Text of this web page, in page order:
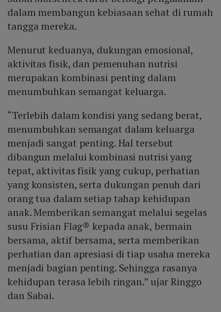
dalam membangun kebiasaan sehat di rumah
tangga mereka.
Menurut keduanya, dukungan emosional,
aktivitas fisik, dan pemenuhan nutrisi
merupakan kombinasi penting dalam
menumbuhkan semangat keluarga.
“Terlebih dalam kondisi yang sedang berat,
menumbuhkan semangat dalam keluarga
menjadi sangat penting. Hal tersebut
dibangun melalui kombinasi nutrisi yang
tepat, aktivitas fisik yang cukup, perhatian
yang konsisten, serta dukungan penuh dari
orang tua dalam setiap tahap kehidupan
anak. Memberikan semangat melalui segelas
susu Frisian Flag® kepada anak, bermain
bersama, aktif bersama, serta memberikan
perhatian dan apresiasi di tiap usaha mereka
menjadi bagian penting. Sehingga rasanya
kehidupan terasa lebih ringan.” ujar Ringgo
dan Sabai.